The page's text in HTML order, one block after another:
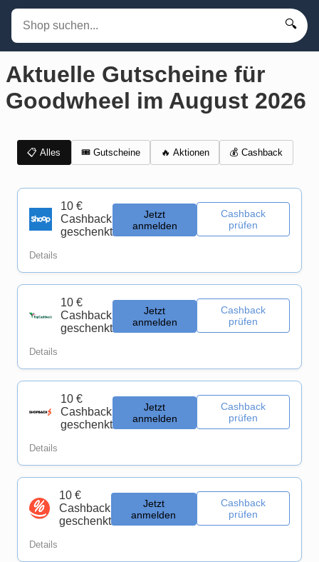
🔍
Aktuelle Gutscheine für
Goodwheel im August 2026
📋 Alles 🎟️ Gutscheine 🔥 Aktionen 💰 Cashback
10 €
Cashback
geschenkt
Jetzt
anmelden
Cashback
prüfen
Details
10 €
Cashback
geschenkt
Jetzt
anmelden
Cashback
prüfen
Details
10 €
Cashback
geschenkt
Jetzt
anmelden
Cashback
prüfen
Details
10 €
Cashback
geschenkt
Jetzt
anmelden
Cashback
prüfen
Details